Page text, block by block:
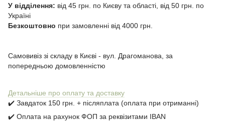
У відділення: від 45 грн. по Києву та області, від 50 грн. по
Україні
Безкоштовно при замовленні від 4000 грн.
Самовивіз зі складу в Києві - вул. Драгоманова, за
попередньою домовленністю
Детальніше про оплату та доставку
✔️ Завдаток 150 грн. + післяплата (оплата при отриманні)
✔️ Оплата на рахунок ФОП за реквізитами IBAN